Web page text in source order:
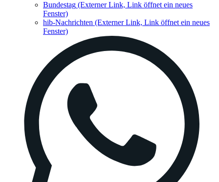
Bundestag (Externer Link, Link öffnet ein neues
Fenster)
hib-Nachrichten (Externer Link, Link öffnet ein neues
Fenster)